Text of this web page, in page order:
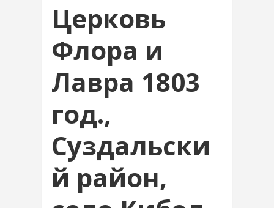
Церковь
Флора и
Лавра 1803
год.,
Суздальски
й район,